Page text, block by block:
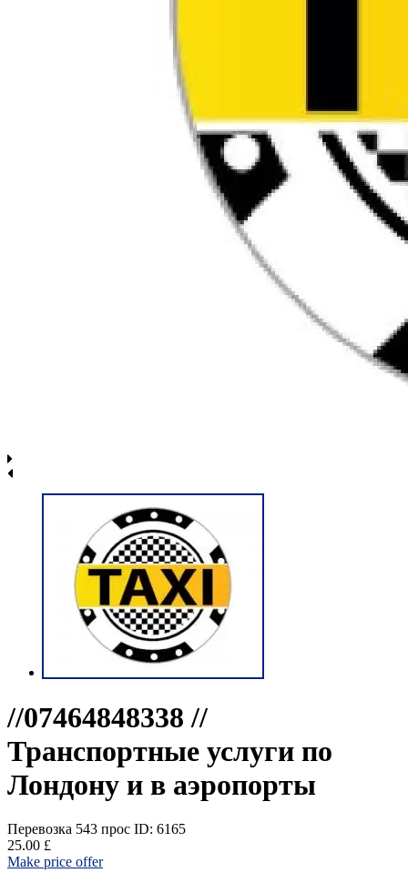
//07464848338 //
Транспортные услуги по
Лондону и в аэропорты
Перевозка 543 прос ID: 6165
25.00 £
Make price offer